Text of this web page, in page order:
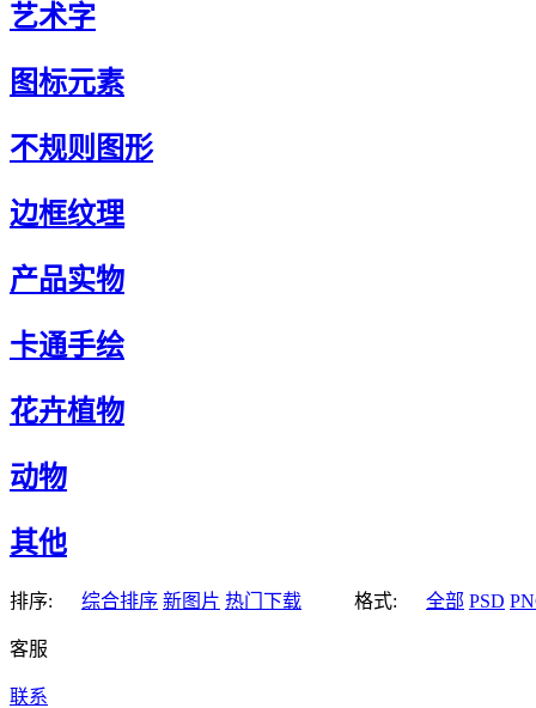
艺术字
图标元素
不规则图形
边框纹理
产品实物
卡通手绘
花卉植物
动物
其他
排序: 综合排序 新图片 热门下载 格式: 全部 PSD
客服
联系